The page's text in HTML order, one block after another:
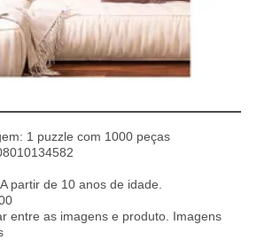
1 puzzle com 1000 peças
partir de 10 anos de idade.
entre as imagens e produto. Imagens